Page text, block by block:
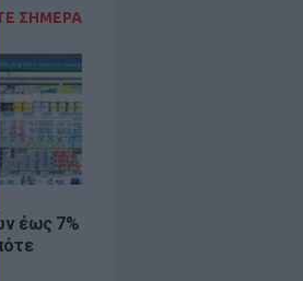
ΣΗΜΕΡΑ
έως 7%